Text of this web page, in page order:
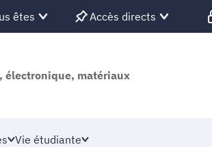
êtes Accès directs
électronique, matériaux
Vie étudiante